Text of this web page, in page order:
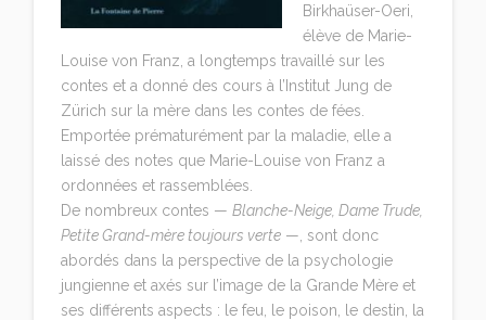
Birkhaüser-Oeri,
élève de Marie-
Louise von Franz, a longtemps travaillé sur les
contes et a donné des cours à l’Institut Jung de
Zürich sur la mère dans les contes de fées.
Emportée prématurément par la maladie, elle a
laissé des notes que Marie-Louise von Franz a
ordonnées et rassemblées.
De nombreux contes —Blanche-Neige, Dame Trude,
Petite Grand-mère toujours verte —, sont donc
abordés dans la perspective de la psychologie
jungienne et axés sur l’image de la Grande Mère et
ses différents aspects : le feu, le poison, le destin, la